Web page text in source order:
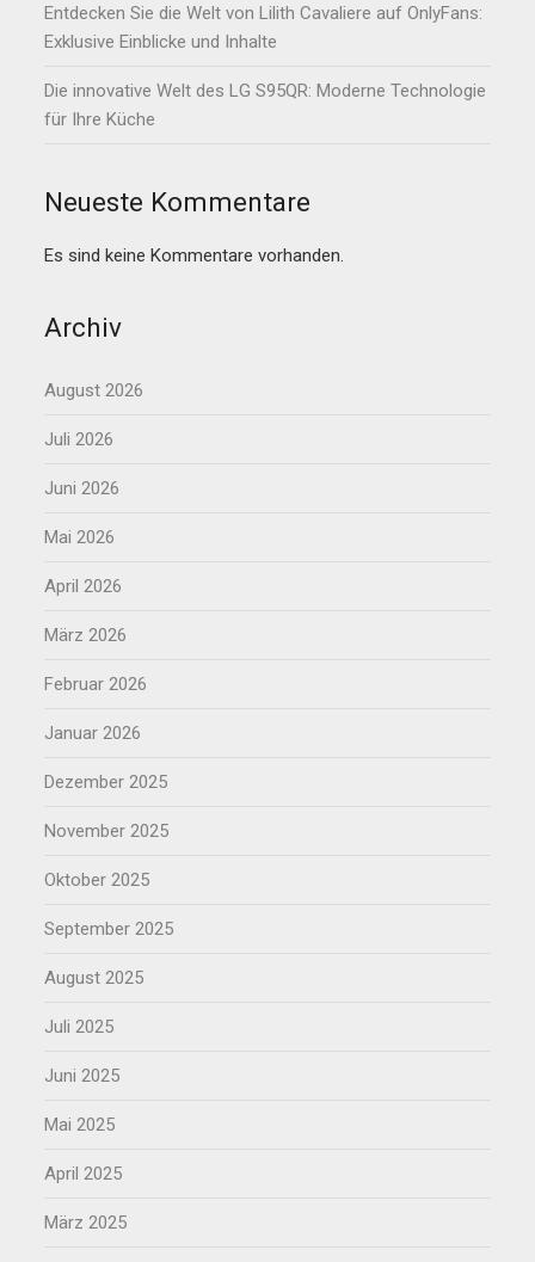
Entdecken Sie die Welt von Lilith Cavaliere auf OnlyFans:
Exklusive Einblicke und Inhalte
Die innovative Welt des LG S95QR: Moderne Technologie
für Ihre Küche
Neueste Kommentare
Es sind keine Kommentare vorhanden.
Archiv
August 2026
Juli 2026
Juni 2026
Mai 2026
April 2026
März 2026
Februar 2026
Januar 2026
Dezember 2025
November 2025
Oktober 2025
September 2025
August 2025
Juli 2025
Juni 2025
Mai 2025
April 2025
März 2025